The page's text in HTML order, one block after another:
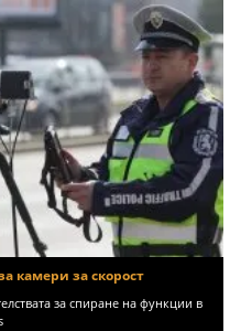
камери за скорост
за спиране на функции в